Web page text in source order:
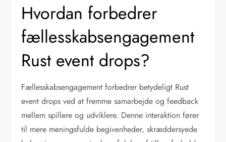
Hvordan forbedrer
fællesskabsengagement
Rust event drops?
Fællesskabsengagement forbedrer betydeligt Rust
event drops ved at fremme samarbejde og feedback
mellem spillere og udviklere. Denne interaktion fører
til mere meningsfulde begivenheder, skræddersyede